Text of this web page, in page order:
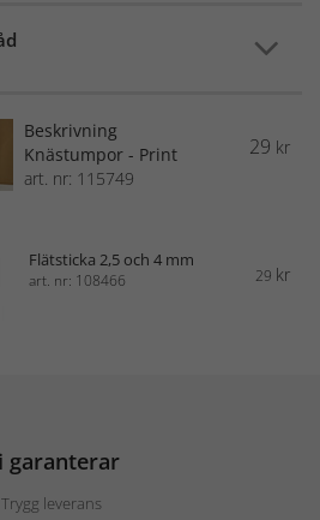
Beskrivning
Knästumpor - Print
art. nr: 115749
29 kr
Flätsticka 2,5 och 4 mm
art. nr: 108466 29 kr
garanterar
Trygg leverans